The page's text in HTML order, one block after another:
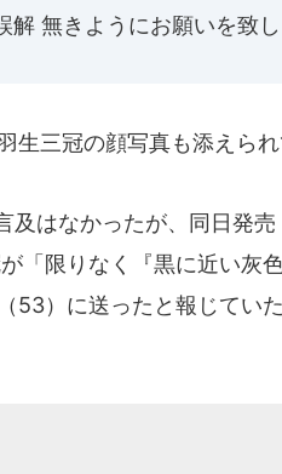
解 無きようにお願いを致し
生三冠の顔写真も添えられ
はなかったが、同日発
「限りなく『黒に近い灰
53）に送ったと報じていた